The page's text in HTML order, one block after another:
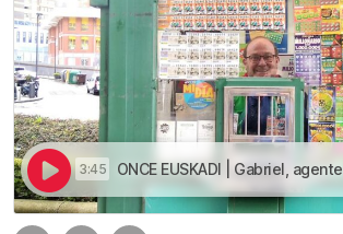
3:45 ONCE EUSKADI | Gabriel, agente vendedor celebra su cumpleaños